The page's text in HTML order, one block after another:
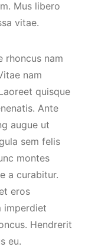
Mus libero
vitae.
rhoncus nam
nam
quisque
Ante
augue ut
sem felis
montes
a curabitur.
eros
imperdiet
Hendrerit
eu.